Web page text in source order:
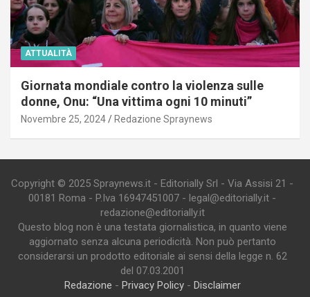
ATTUALITÀ
Giornata mondiale contro la violenza sulle
donne, Onu: “Una vittima ogni 10 minuti”
Novembre 25, 2024 Redazione Spraynews
Copyright © 2025 Spraynews.it - Editorially Srl - Via Assisi 21 -
00181 Roma - P.Iva 16947451007 - legal@editorially.it -
redazione@editorially.it
Questo blog non è una testata giornalistica, in quanto viene
aggiornato senza alcuna periodicità. Non può pertanto
considerarsi un prodotto editoriale ai sensi della legge n. 62
del 07.03.2001
Redazione - Privacy Policy- Disclaimer